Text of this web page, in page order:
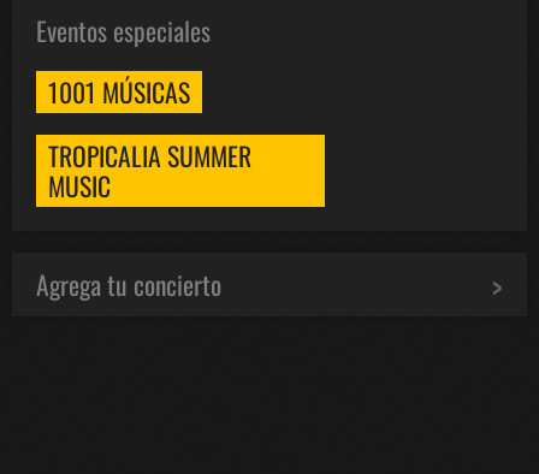
Eventos especiales
1001 MÚSICAS
TROPICALIA SUMMER
MUSIC
Agrega tu concierto